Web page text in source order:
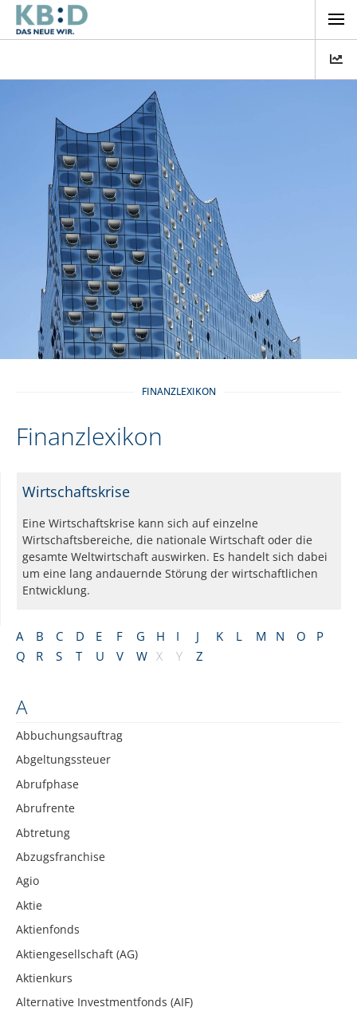
FINANZLEXIKON
Finanzlexikon
A B C D E F G H I J K L M N O
P
Q
R S T U V W X Y Z
A
Abbuchungsauftrag
Abgeltungssteuer
Abrufphase
Abrufrente
Abtretung
Abzugsfranchise
Agio
Aktie
Aktienfonds
Aktiengesellschaft (AG)
Aktienkurs
Alternative Investmentfonds (AIF)
Wirtschaftskrise
Eine Wirtschaftskrise kann sich auf einzelne
Wirtschaftsbereiche, die nationale Wirtschaft oder die
gesamte Weltwirtschaft auswirken. Es handelt sich dabei
um eine lang andauernde Störung der wirtschaftlichen
Entwicklung.